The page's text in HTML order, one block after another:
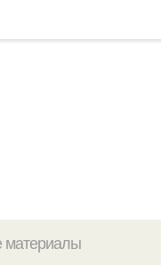
материалы